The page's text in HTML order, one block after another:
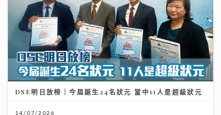
DSE明日放榜｜今屆誕生24名狀元 當中11人是超級狀元
14/07/2026